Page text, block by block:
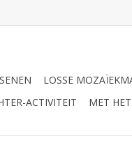
LOSSE
ACTIVITEIT MET